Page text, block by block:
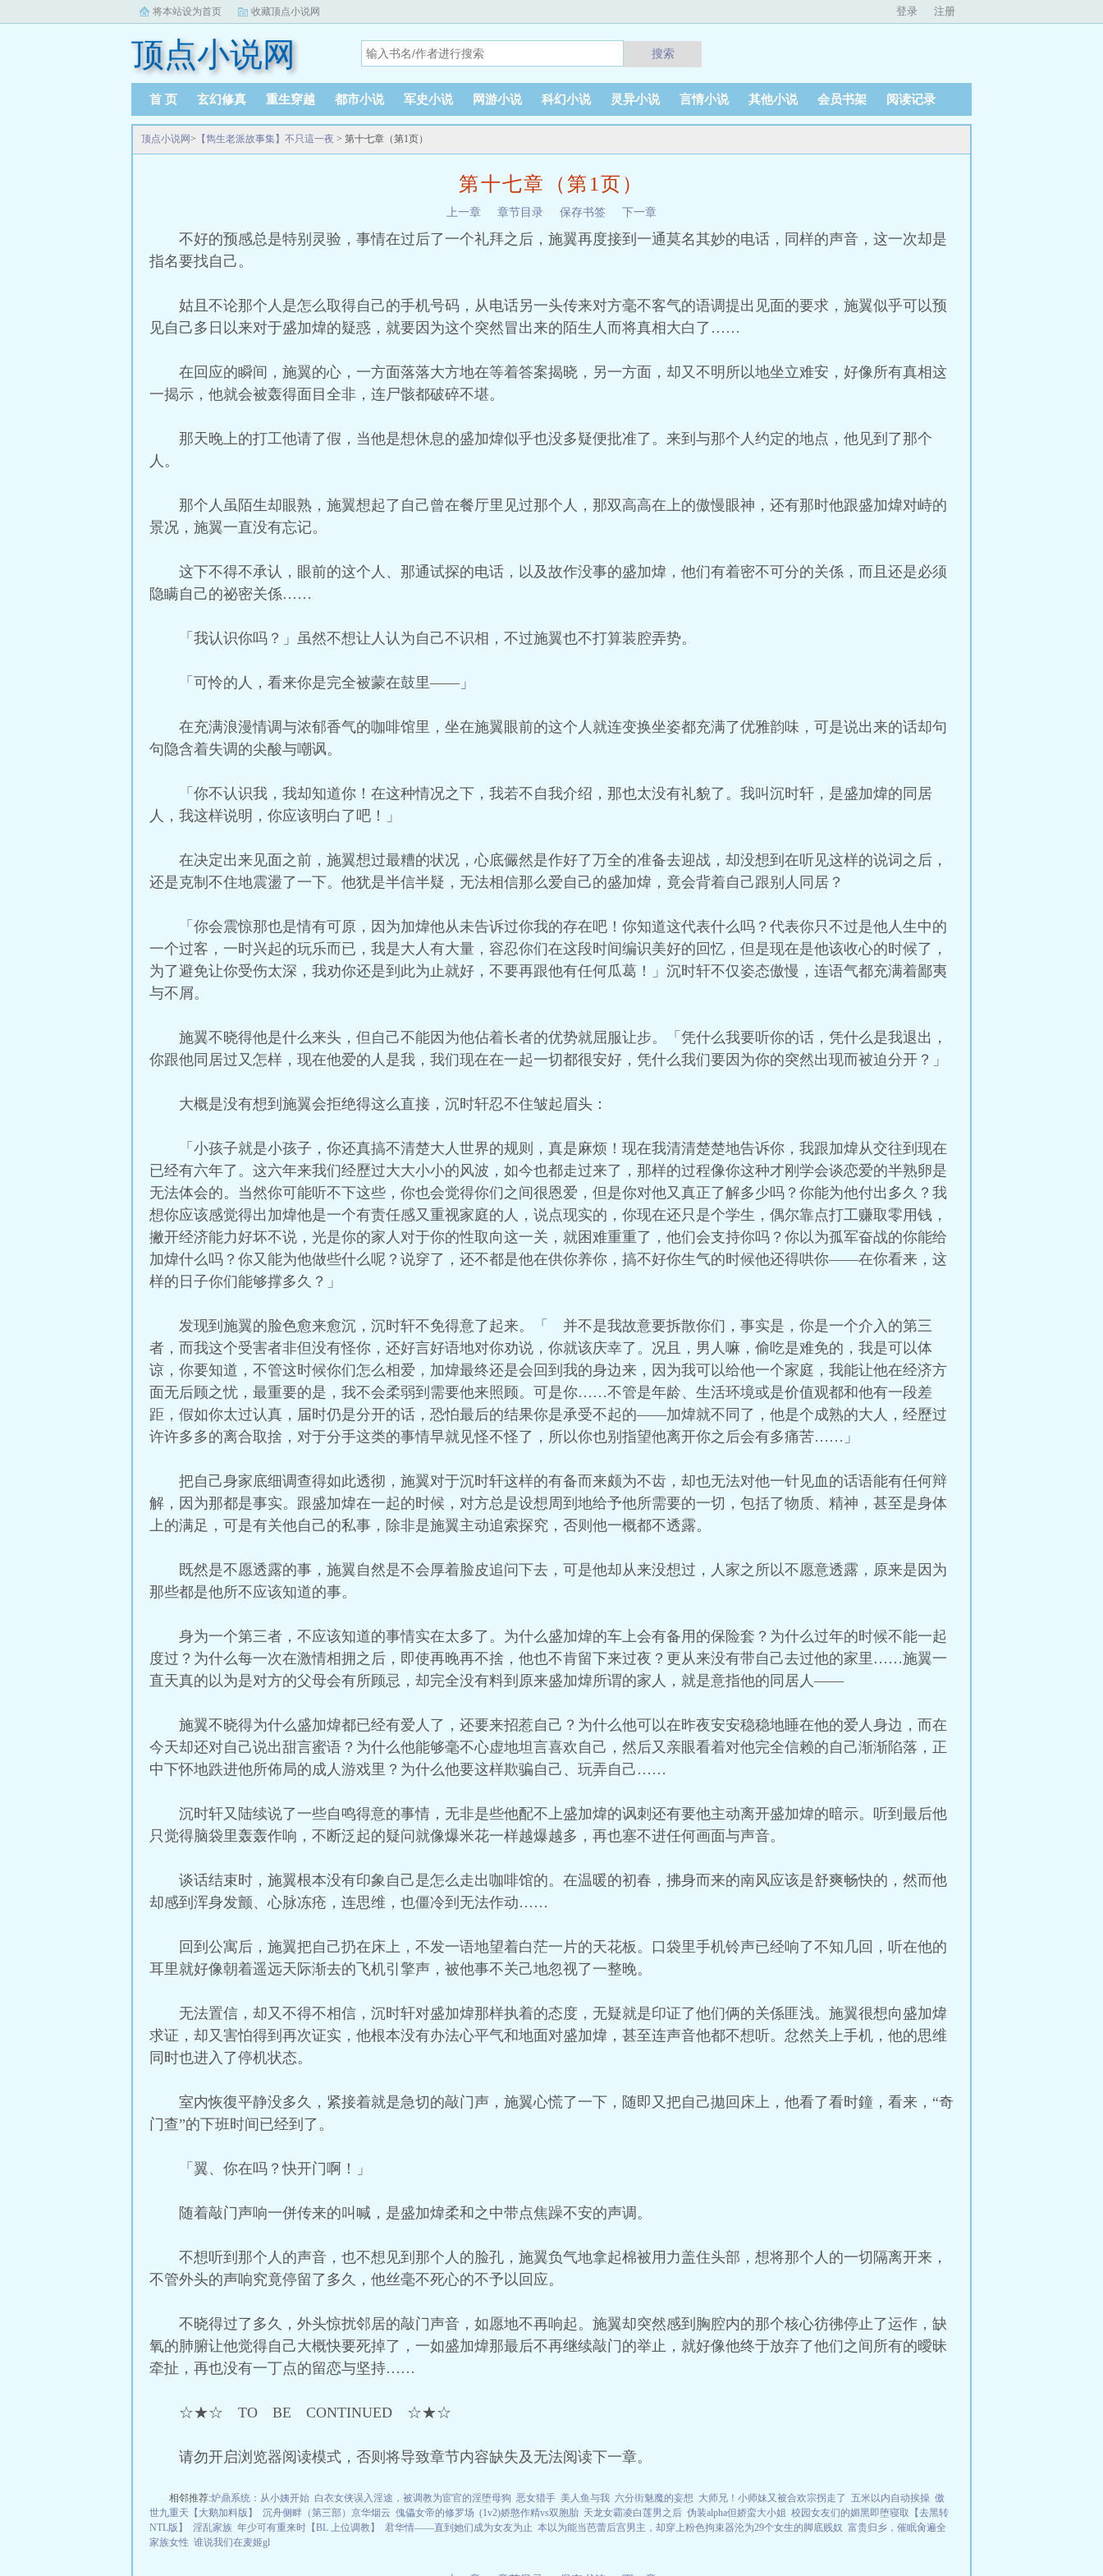
将本站设为首页 收藏顶点小说网 登录 注册
顶点小说网 搜索
首 页 玄幻修真 重生穿越 都市小说 军史小说 网游小说 科幻小说 灵异小说 言情小说 其他小说 会员书架 阅读记录
顶点小说网> 【雋生老派故事集】不只這一夜 > 第十七章（第1页）
第十七章（第1页）
上一章 章节目录 保存书签 下一章
不好的预感总是特别灵验，事情在过后了一个礼拜之后，施翼再度接到一通莫名其妙的电话，同样的声音，这一次却是
指名要找自己。
姑且不论那个人是怎么取得自己的手机号码，从电话另一头传来对方毫不客气的语调提出见面的要求，施翼似乎可以预
见自己多日以来对于盛加煒的疑惑，就要因为这个突然冒出来的陌生人而将真相大白了……
在回应的瞬间，施翼的心，一方面落落大方地在等着答案揭晓，另一方面，却又不明所以地坐立难安，好像所有真相这
一揭示，他就会被轰得面目全非，连尸骸都破碎不堪。
那天晚上的打工他请了假，当他是想休息的盛加煒似乎也没多疑便批准了。来到与那个人约定的地点，他见到了那个
人。
那个人虽陌生却眼熟，施翼想起了自己曾在餐厅里见过那个人，那双高高在上的傲慢眼神，还有那时他跟盛加煒对峙的
景况，施翼一直没有忘记。
这下不得不承认，眼前的这个人、那通试探的电话，以及故作没事的盛加煒，他们有着密不可分的关係，而且还是必须
隐瞒自己的祕密关係……
「我认识你吗？」虽然不想让人认为自己不识相，不过施翼也不打算装腔弄势。
「可怜的人，看来你是完全被蒙在鼓里——」
在充满浪漫情调与浓郁香气的咖啡馆里，坐在施翼眼前的这个人就连变换坐姿都充满了优雅韵味，可是说出来的话却句
句隐含着失调的尖酸与嘲讽。
「你不认识我，我却知道你！在这种情况之下，我若不自我介绍，那也太没有礼貌了。我叫沉时轩，是盛加煒的同居
人，我这样说明，你应该明白了吧！」
在决定出来见面之前，施翼想过最糟的状况，心底儼然是作好了万全的准备去迎战，却没想到在听见这样的说词之后，
还是克制不住地震盪了一下。他犹是半信半疑，无法相信那么爱自己的盛加煒，竟会背着自己跟别人同居？
「你会震惊那也是情有可原，因为加煒他从未告诉过你我的存在吧！你知道这代表什么吗？代表你只不过是他人生中的
一个过客，一时兴起的玩乐而已，我是大人有大量，容忍你们在这段时间编识美好的回忆，但是现在是他该收心的时候了，
为了避免让你受伤太深，我劝你还是到此为止就好，不要再跟他有任何瓜葛！」沉时轩不仅姿态傲慢，连语气都充满着鄙夷
与不屑。
施翼不晓得他是什么来头，但自己不能因为他佔着长者的优势就屈服让步。「凭什么我要听你的话，凭什么是我退出，
你跟他同居过又怎样，现在他爱的人是我，我们现在在一起一切都很安好，凭什么我们要因为你的突然出现而被迫分开？」
大概是没有想到施翼会拒绝得这么直接，沉时轩忍不住皱起眉头：
「小孩子就是小孩子，你还真搞不清楚大人世界的规则，真是麻烦！现在我清清楚楚地告诉你，我跟加煒从交往到现在
已经有六年了。这六年来我们经歷过大大小小的风波，如今也都走过来了，那样的过程像你这种才刚学会谈恋爱的半熟卵是
无法体会的。当然你可能听不下这些，你也会觉得你们之间很恩爱，但是你对他又真正了解多少吗？你能为他付出多久？我
想你应该感觉得出加煒他是一个有责任感又重视家庭的人，说点现实的，你现在还只是个学生，偶尔靠点打工赚取零用钱，
撇开经济能力好坏不说，光是你的家人对于你的性取向这一关，就困难重重了，他们会支持你吗？你以为孤军奋战的你能给
加煒什么吗？你又能为他做些什么呢？说穿了，还不都是他在供你养你，搞不好你生气的时候他还得哄你——在你看来，这
样的日子你们能够撑多久？」
发现到施翼的脸色愈来愈沉，沉时轩不免得意了起来。「 并不是我故意要拆散你们，事实是，你是一个介入的第三
者，而我这个受害者非但没有怪你，还好言好语地对你劝说，你就该庆幸了。况且，男人嘛，偷吃是难免的，我是可以体
谅，你要知道，不管这时候你们怎么相爱，加煒最终还是会回到我的身边来，因为我可以给他一个家庭，我能让他在经济方
面无后顾之忧，最重要的是，我不会柔弱到需要他来照顾。可是你……不管是年龄、生活环境或是价值观都和他有一段差
距，假如你太过认真，届时仍是分开的话，恐怕最后的结果你是承受不起的——加煒就不同了，他是个成熟的大人，经歷过
许许多多的离合取捨，对于分手这类的事情早就见怪不怪了，所以你也别指望他离开你之后会有多痛苦……」
把自己身家底细调查得如此透彻，施翼对于沉时轩这样的有备而来颇为不齿，却也无法对他一针见血的话语能有任何辩
解，因为那都是事实。跟盛加煒在一起的时候，对方总是设想周到地给予他所需要的一切，包括了物质、精神，甚至是身体
上的满足，可是有关他自己的私事，除非是施翼主动追索探究，否则他一概都不透露。
既然是不愿透露的事，施翼自然是不会厚着脸皮追问下去，可是他却从来没想过，人家之所以不愿意透露，原来是因为
那些都是他所不应该知道的事。
身为一个第三者，不应该知道的事情实在太多了。为什么盛加煒的车上会有备用的保险套？为什么过年的时候不能一起
度过？为什么每一次在激情相拥之后，即使再晚再不捨，他也不肯留下来过夜？更从来没有带自己去过他的家里……施翼一
直天真的以为是对方的父母会有所顾忌，却完全没有料到原来盛加煒所谓的家人，就是意指他的同居人——
施翼不晓得为什么盛加煒都已经有爱人了，还要来招惹自己？为什么他可以在昨夜安安稳稳地睡在他的爱人身边，而在
今天却还对自己说出甜言蜜语？为什么他能够毫不心虚地坦言喜欢自己，然后又亲眼看着对他完全信赖的自己渐渐陷落，正
中下怀地跌进他所佈局的成人游戏里？为什么他要这样欺骗自己、玩弄自己……
沉时轩又陆续说了一些自鸣得意的事情，无非是些他配不上盛加煒的讽刺还有要他主动离开盛加煒的暗示。听到最后他
只觉得脑袋里轰轰作响，不断泛起的疑问就像爆米花一样越爆越多，再也塞不进任何画面与声音。
谈话结束时，施翼根本没有印象自己是怎么走出咖啡馆的。在温暖的初春，拂身而来的南风应该是舒爽畅快的，然而他
却感到浑身发颤、心脉冻疮，连思维，也僵冷到无法作动……
回到公寓后，施翼把自己扔在床上，不发一语地望着白茫一片的天花板。口袋里手机铃声已经响了不知几回，听在他的
耳里就好像朝着遥远天际渐去的飞机引擎声，被他事不关己地忽视了一整晚。
无法置信，却又不得不相信，沉时轩对盛加煒那样执着的态度，无疑就是印证了他们俩的关係匪浅。施翼很想向盛加煒
求证，却又害怕得到再次证实，他根本没有办法心平气和地面对盛加煒，甚至连声音他都不想听。忿然关上手机，他的思维
同时也进入了停机状态。
室内恢復平静没多久，紧接着就是急切的敲门声，施翼心慌了一下，随即又把自己拋回床上，他看了看时鐘，看来，“奇
门查”的下班时间已经到了。
「翼、你在吗？快开门啊！」
随着敲门声响一併传来的叫喊，是盛加煒柔和之中带点焦躁不安的声调。
不想听到那个人的声音，也不想见到那个人的脸孔，施翼负气地拿起棉被用力盖住头部，想将那个人的一切隔离开来，
不管外头的声响究竟停留了多久，他丝毫不死心的不予以回应。
不晓得过了多久，外头惊扰邻居的敲门声音，如愿地不再响起。施翼却突然感到胸腔内的那个核心彷彿停止了运作，缺
氧的肺腑让他觉得自己大概快要死掉了，一如盛加煒那最后不再继续敲门的举止，就好像他终于放弃了他们之间所有的曖昧
牵扯，再也没有一丁点的留恋与坚持……
☆★☆ TO BE CONTINUED ☆★☆
请勿开启浏览器阅读模式，否则将导致章节内容缺失及无法阅读下一章。
相邻推荐:炉鼎系统：从小姨开始 白衣女侠误入淫途，被调教为宦官的淫堕母狗 恶女猎手 美人鱼与我 六分街魅魔的妄想 大师兄！小师妹又被合欢宗拐走了 五米以内自动挨操 傲
世九重天【大鹅加料版】
沉舟侧畔（第三部）京华烟云 傀儡女帝的修罗场 (1v2)娇憨作精vs双胞胎 天龙女霸凌白莲男之后 伪装alpha但娇蛮大小姐 校园女友们的媚黑即堕寝取【去黑转
NTL版】
淫乱家族 年少可有重来时【BL 上位调教】 君华情——直到她们成为女友为止 本以为能当芭蕾后宫男主，却穿上粉色拘束器沦为29个女生的脚底贱奴 富贵归乡，催眠肏遍全
家族女性 谁说我们在麦姬gl